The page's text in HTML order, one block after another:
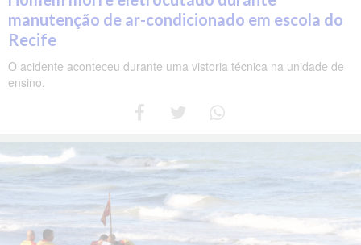
manutenção de ar-condicionado em escola do
Recife
O acidente aconteceu durante uma vistoria técnica na unidade de
ensino.